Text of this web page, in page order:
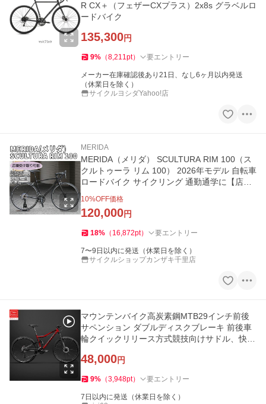
R CX＋（フェザーCXプラス）2x8s グラベルロ
ードバイク
135,300円
9% （8,211pt） 要エントリー
メーカー在庫確認後あり21日、なし6ヶ月以内発送
（休業日を除く）
サイクルヨシダYahoo!店
MERIDA
MERIDA（メリダ） SCULTURA RIM 100（ス
クルトゥーラ リム 100） 2026年モデル 自転車
ロードバイク サイクリング 通勤通学に【店頭
10%OFF価格
120,000円
18% （ 16,872pt） 要エントリー
7〜9日以内に発送（休業日を除く）
サイクルショップカンザキ千里店
マウンテンバイク高炭素鋼MTB29インチ前後
サペンション ダブルディスクブレーキ 前後車
輪クイックリリース方式競技向けサドル、快適
48,000円
9% （3,948pt） 要エントリー
7日以内に発送（休業日を除く）